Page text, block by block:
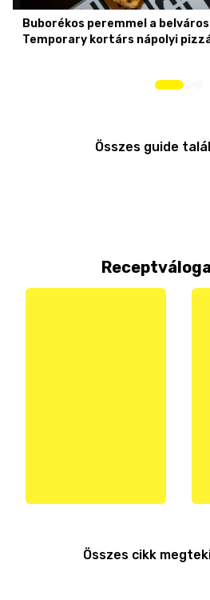
Buborékos peremmel a
Temporary kortárs nápolyi
Összes guide
Összes cikk